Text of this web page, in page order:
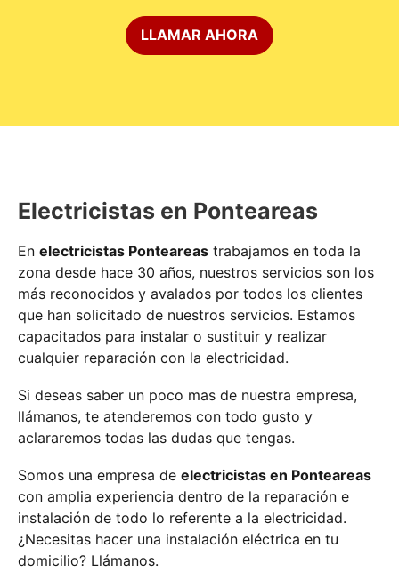
LLAMAR AHORA
Electricistas en Ponteareas
En electricistas Ponteareas trabajamos en toda la
zona desde hace 30 años, nuestros servicios son los
más reconocidos y avalados por todos los clientes
que han solicitado de nuestros servicios. Estamos
capacitados para instalar o sustituir y realizar
cualquier reparación con la electricidad.
Si deseas saber un poco mas de nuestra empresa,
llámanos, te atenderemos con todo gusto y
aclararemos todas las dudas que tengas.
Somos una empresa de electricistas en Ponteareas
con amplia experiencia dentro de la reparación e
instalación de todo lo referente a la electricidad.
¿Necesitas hacer una instalación eléctrica en tu
domicilio? Llámanos.